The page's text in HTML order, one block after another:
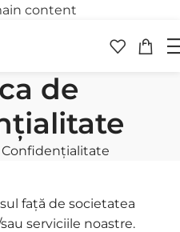
content
de
Confidențialitate
față de societatea
serviciile noastre.